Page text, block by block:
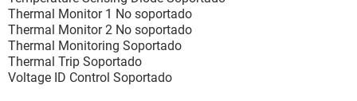
Propiedades del módulo de memoria:
Identificación del socket A4
Tipo EDO
Velocidad 70 ns
Tamaño instalado 1024 MB
Thermal Monitor 1 No soportado
Thermal Monitor 2 No soportado
Thermal Monitoring Soportado
Thermal Trip Soportado
Voltage ID Control Soportado